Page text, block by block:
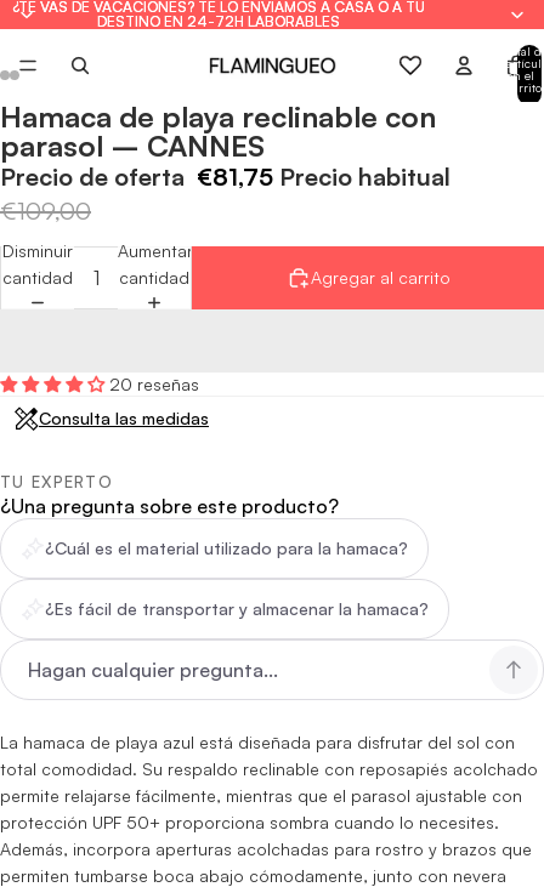
¿TE VAS DE VACACIONES? TE LO ENVIAMOS A CASA O A TU
DESTINO EN 24-72H LABORABLES
¿TE VAS DE VACACIONES? TE LO ENVIAMOS A CASA O A TU
DESTINO EN 24-72H LABORABLES
Total
en el
carrito:
Abrir
imagen
a
completa
Abrir
imagen
a
completa
Abrir
imagen
a
completa
Abrir
imagen
a
completa
Abrir
imagen
a
completa
Abrir
imagen
a
completa
Hamaca de playa reclinable con
parasol – CANNES
Precio de oferta €81,75 Precio habitual
€109,00
Disminuir
cantidad
Aumentar
cantidad
Agregar al carrito
20 reseñas
Consulta las medidas
TU EXPERTO
¿Una pregunta sobre este producto?
¿Cuál es el material utilizado para la hamaca?
¿Es fácil de transportar y almacenar la hamaca?
La hamaca de playa azul está diseñada para disfrutar del sol con
total comodidad. Su respaldo reclinable con reposapiés acolchado
permite relajarse fácilmente, mientras que el parasol ajustable con
protección UPF 50+ proporciona sombra cuando lo necesites.
Además, incorpora aperturas acolchadas para rostro y brazos que
permiten tumbarse boca abajo cómodamente, junto con nevera